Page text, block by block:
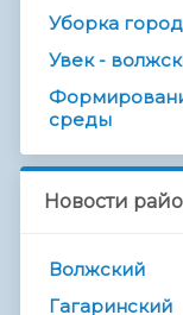
Уборка
Увек -
среды
Новости
Волжский
Гагаринский